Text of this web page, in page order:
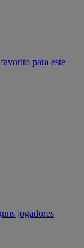
para este
jogadores